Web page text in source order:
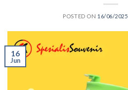
POSTED ON 16/06/2025
16
Jun